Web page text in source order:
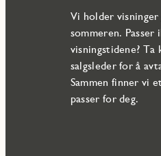
Vi holder
sommeren.
visningstidene?
salgsleder for å
Sammen finner vi
passer for deg.